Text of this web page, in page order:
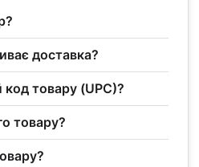
доставка?
товару (UPC)?
товару?